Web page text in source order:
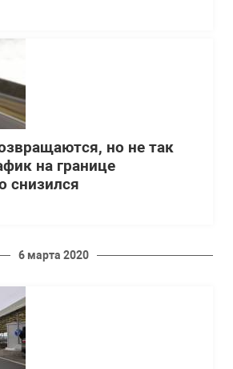
но не так
на границе
снизился
6 марта 2020